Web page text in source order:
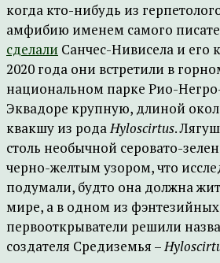
когда кто-нибудь из
амфибию именем самого
сделали Санчес-Нивисела и его
2020 года они встретили в
национальном парке Рио-
Эквадоре крупную, длиной
квакшу из родаHyloscirtus.
столь необычной серовато-
черно-желтым узором, что
подумали, будто она должна
мире, а в одном из
первооткрыватели решили
создателя Средиземья –